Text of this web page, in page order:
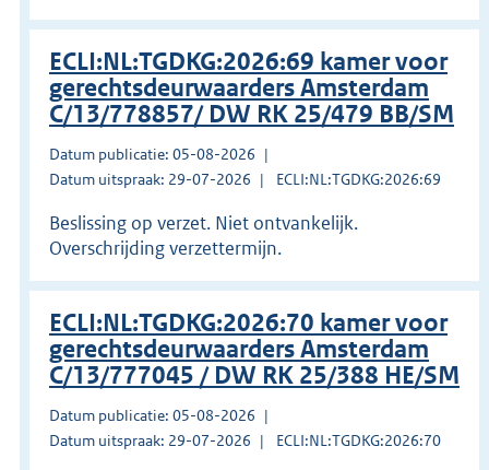
ECLI:NL:TGDKG:2026:69 kamer voor
gerechtsdeurwaarders Amsterdam
C/13/778857/ DW RK 25/479 BB/SM
Datum publicatie: 05-08-2026
Datum uitspraak: 29-07-2026
ECLI:NL:TGDKG:2026:69
Beslissing op verzet. Niet ontvankelijk.
Overschrijding verzettermijn.
ECLI:NL:TGDKG:2026:70 kamer voor
gerechtsdeurwaarders Amsterdam
C/13/777045 / DW RK 25/388 HE/SM
Datum publicatie: 05-08-2026
Datum uitspraak: 29-07-2026
ECLI:NL:TGDKG:2026:70